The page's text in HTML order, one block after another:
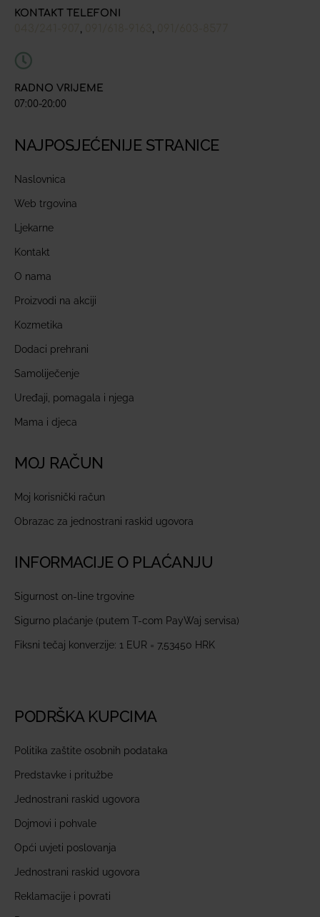
KONTAKT TELEFONI
RADNO VRIJEME
07:00-20:00
NAJPOSJEĆENIJE STRANICE
Naslovnica
Web trgovina
Ljekarne
Kontakt
O nama
Proizvodi na akciji
Kozmetika
Dodaci prehrani
Samoliječenje
Uređaji, pomagala i njega
Mama i djeca
MOJ RAČUN
Moj korisnički račun
Obrazac za jednostrani raskid ugovora
INFORMACIJE O PLAĆANJU
Sigurnost on-line trgovine
Sigurno plaćanje (putem T-com PayWaj servisa)
Fiksni tečaj konverzije: 1 EUR = 7,53450 HRK
PODRŠKA KUPCIMA
Politika zaštite osobnih podataka
Predstavke i pritužbe
Jednostrani raskid ugovora
Dojmovi i pohvale
Opći uvjeti poslovanja
Jednostrani raskid ugovora
Reklamacije i povrati